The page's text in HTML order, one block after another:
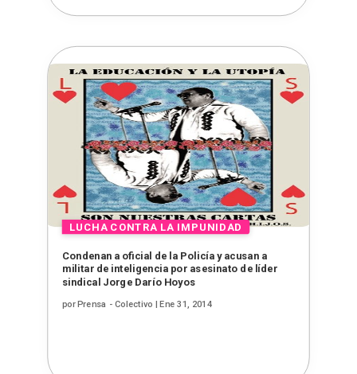
Condenan a oficial de la Policía y acusan a
militar de inteligencia por asesinato de líder
sindical Jorge Darío Hoyos
porPrensa - Colectivo | Ene 31, 2014